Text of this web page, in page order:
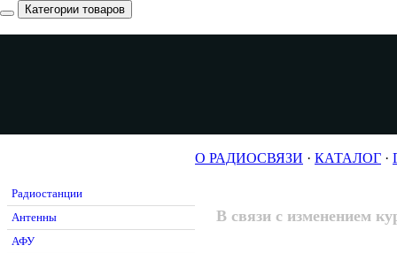
Категории товаров
Радиостанции
Антенны
АФУ
О РАДИОСВЯЗИ · КАТАЛОГ ·
В связи с изменением